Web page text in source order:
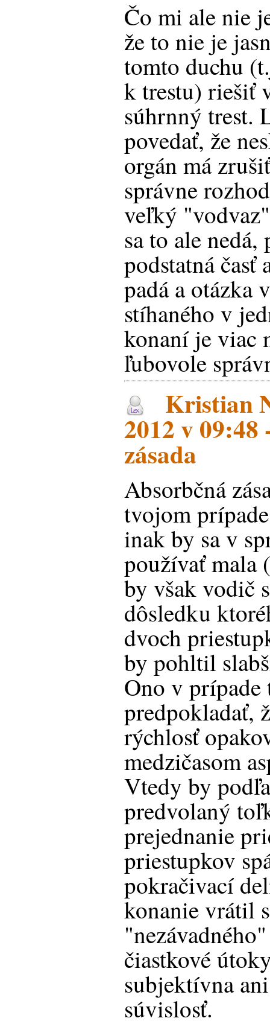
Čo mi ale nie
že to nie je
tomto duchu
k trestu) riešiť
súhrnný trest.
povedať, že
orgán má
správne
veľký
sa to ale
podstatná časť
padá a otázka
stíhaného v
konaní je viac
ľubovole
Kristian
2012 v
zásada
Absorbčná
tvojom
inak by sa v
používať mala
by však vodič
dôsledku
dvoch
by pohltil
Ono v
predpokladať,
rýchlosť
medzičasom
Vtedy by
predvolaný
prejednanie
priestupkov
pokračivací
konanie vrátil
čiastkové
subjektívna
súvislosť.